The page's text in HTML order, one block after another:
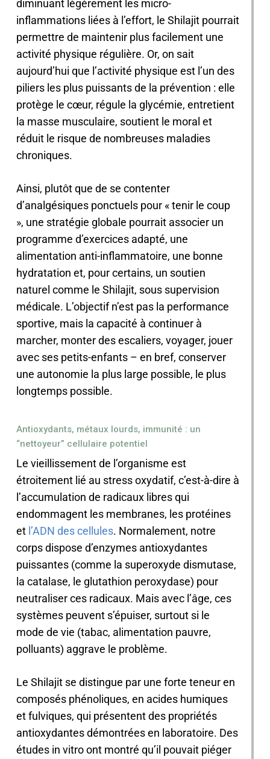
diminuant légèrement les micro-
inflammations liées à l’effort, le Shilajit pourrait
permettre de maintenir plus facilement une
activité physique régulière. Or, on sait
aujourd’hui que l’activité physique est l’un des
piliers les plus puissants de la prévention : elle
protège le cœur, régule la glycémie, entretient
la masse musculaire, soutient le moral et
réduit le risque de nombreuses maladies
chroniques.
Ainsi, plutôt que de se contenter
d’analgésiques ponctuels pour « tenir le coup
», une stratégie globale pourrait associer un
programme d’exercices adapté, une
alimentation anti-inflammatoire, une bonne
hydratation et, pour certains, un soutien
naturel comme le Shilajit, sous supervision
médicale. L’objectif n’est pas la performance
sportive, mais la capacité à continuer à
marcher, monter des escaliers, voyager, jouer
avec ses petits-enfants – en bref, conserver
une autonomie la plus large possible, le plus
longtemps possible.
Antioxydants, métaux lourds, immunité : un
“nettoyeur” cellulaire potentiel
Le vieillissement de l’organisme est
étroitement lié au stress oxydatif, c’est-à-dire à
l’accumulation de radicaux libres qui
endommagent les membranes, les protéines
et l’ADN des cellules. Normalement, notre
corps dispose d’enzymes antioxydantes
puissantes (comme la superoxyde dismutase,
la catalase, le glutathion peroxydase) pour
neutraliser ces radicaux. Mais avec l’âge, ces
systèmes peuvent s’épuiser, surtout si le
mode de vie (tabac, alimentation pauvre,
polluants) aggrave le problème.
Le Shilajit se distingue par une forte teneur en
composés phénoliques, en acides humiques
et fulviques, qui présentent des propriétés
antioxydantes démontrées en laboratoire. Des
études in vitro ont montré qu’il pouvait piéger